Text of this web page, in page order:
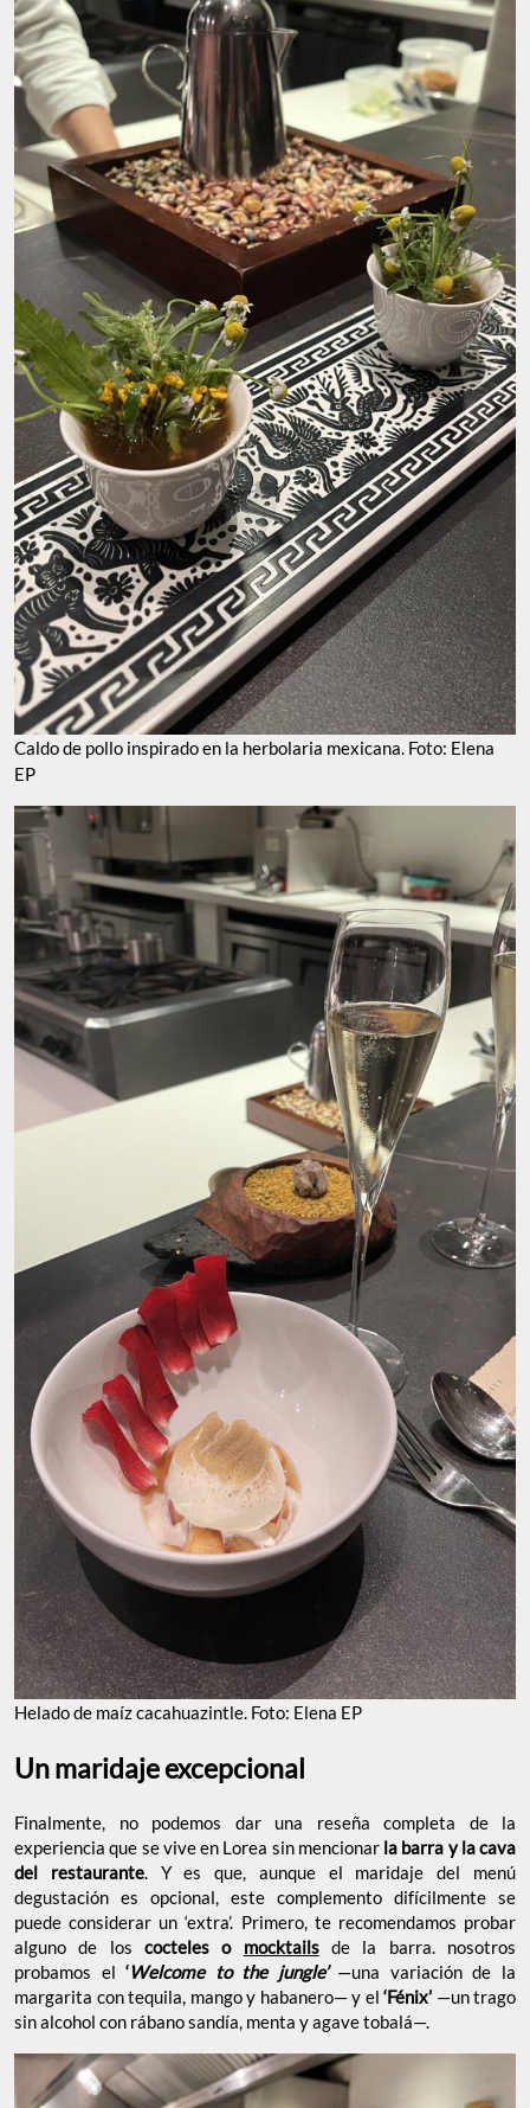
Caldo de pollo inspirado en la herbolaria mexicana. Foto: Elena
EP
Helado de maíz cacahuazintle. Foto: Elena EP
Un maridaje excepcional
Finalmente, no podemos dar una reseña completa de la
experiencia que se vive en Lorea sin mencionar la barra y la cava
del restaurante. Y es que, aunque el maridaje del menú
degustación es opcional, este complemento difícilmente se
puede considerar un ‘extra’. Primero, te recomendamos probar
alguno de los cocteles o mocktailsde la barra. nosotros
probamos el‘Welcome to the jungle’—una variación de la
margarita con tequila, mango y habanero— y el ‘Fénix’ —un trago
sin alcohol con rábano sandía, menta y agave tobalá—.